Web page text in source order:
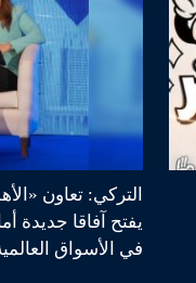
التركي: تعاون
يفتح آفاقا جديدة
في الأسواق